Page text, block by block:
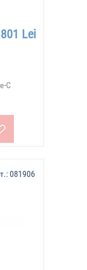
Lei
C
081906